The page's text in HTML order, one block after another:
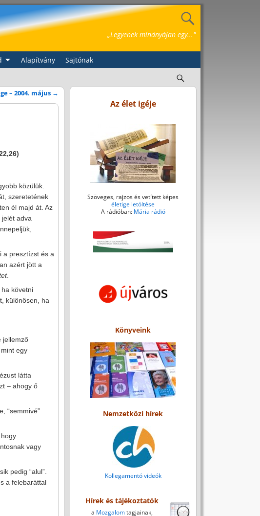
„Legyenek mindnyájan egy..."
Alapítvány
Sajtónak
– 2004. május →
közülük.
szeretetének
él majd át. Az
adva
a presztízst és a
azért jött a
.
követni
különösen, ha
jellemző
egy
látta
– ahogy ő
“semmivé”
vagy
pedig “alul”.
a felebaráttal
Az élet igéje
Szöveges, rajzos és vetített képes
életige letöltése
A rádióban: Mária rádió
Könyveink
Nemzetközi hírek
Kollegamentó videók
Hírek és tájékoztatók
a Mozgalomtagjainak,